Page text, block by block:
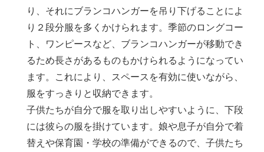
り、それにブランコハンガーを吊り下げることによ
り２段分服を多くかけられます。季節のロングコー
ト、ワンピースなど、ブランコハンガーが移動でき
るため長さがあるものもかけられるようになってい
ます。これにより、スペースを有効に使いながら、
服をすっきりと収納できます。
子供たちが自分で服を取り出しやすいように、下段
には彼らの服を掛けています。娘や息子が自分で着
替えや保育園・学校の準備ができるので、子供たち